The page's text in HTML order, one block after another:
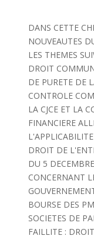
DANS CETTE
NOUVEAUTES
LES THEMES
DROIT
DE PURETE DE
CONTROLE
LA CJCE ET LA
FINANCIERE
DROIT DE
DU 5
CONCERNANT
BOURSE DES
SOCIETES DE
FAILLITE :